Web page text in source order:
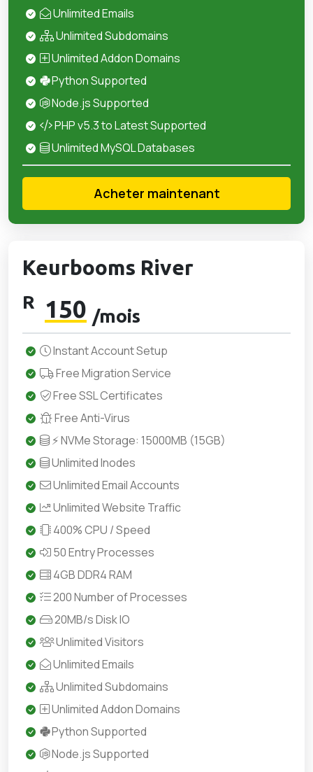
Unlimited Emails
Unlimited Subdomains
Unlimited Addon Domains
Python Supported
Node.js Supported
PHP v5.3 to Latest Supported
Unlimited MySQL Databases
Acheter maintenant
Keurbooms River
R 150 /mois
Instant Account Setup
Free Migration Service
Free SSL Certificates
Free Anti-Virus
⚡ NVMe Storage: 15000MB (15GB)
Unlimited Inodes
Unlimited Email Accounts
Unlimited Website Traffic
400% CPU / Speed
50 Entry Processes
4GB DDR4 RAM
200 Number of Processes
20MB/s Disk IO
Unlimited Visitors
Unlimited Emails
Unlimited Subdomains
Unlimited Addon Domains
Python Supported
Node.js Supported